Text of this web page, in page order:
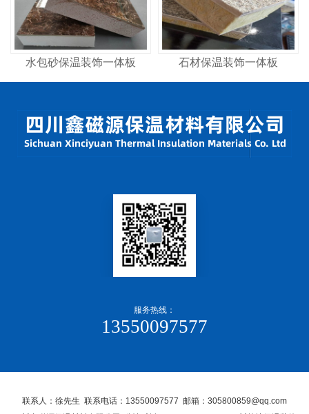
水包砂保温装饰一体板 石材保温装饰一体板
服务热线：
13550097577
联系人：徐先生 联系电话：13550097577 邮箱：305800859@qq.com